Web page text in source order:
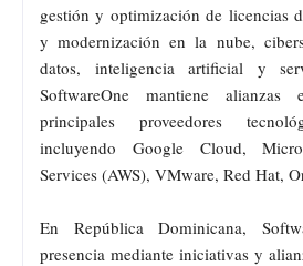
gestión y optimización de licencias
y modernización en la nube,
datos, inteligencia artificial y
SoftwareOne mantiene alianzas
principales proveedores
incluyendo Google Cloud,
Services (AWS), VMware, Red Hat,
En República Dominicana,
presencia mediante iniciativas y